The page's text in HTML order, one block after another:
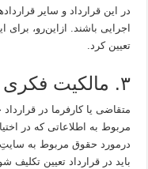
در این قرارداد و سایر
اجرایی باشند. از‌این‌رو،
تعیین کرد.
۳. مالکیت فکری
متقاضی یا کارفرما در
مربوط به اطلاعاتی که در
درمورد حقوق مربوط به
باید در قرارداد تعیین تکلیف